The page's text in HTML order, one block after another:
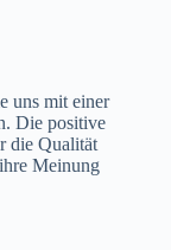
uns mit einer
Die positive
die Qualität
Meinung